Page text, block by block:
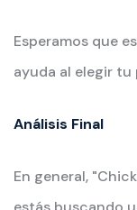
Esperamos que
ayuda al elegir
Análisis Final
En general,